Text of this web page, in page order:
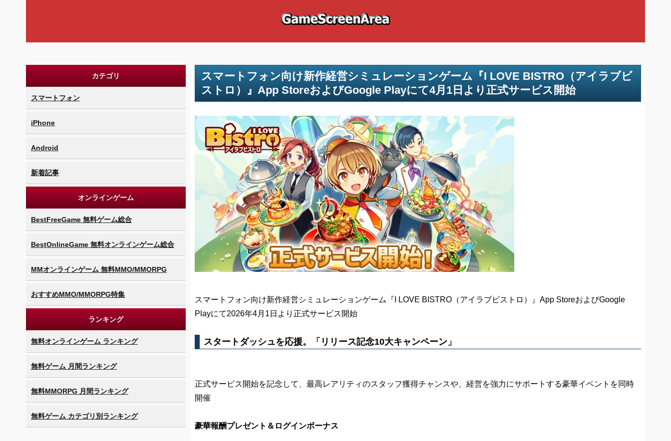
カテゴリ
スマートフォン
iPhone
Android
新着記事
オンラインゲーム
BestFreeGame 無料ゲーム総合
BestOnlineGame 無料オンラインゲーム総合
MMオンラインゲーム 無料MMO/MMORPG
おすすめMMO/MMORPG特集
ランキング
無料オンラインゲーム ランキング
無料ゲーム 月間ランキング
無料MMORPG 月間ランキング
無料ゲーム カテゴリ別ランキング
スマートフォン向け新作経営シミュレーションゲーム『I LOVE BISTRO（アイラブビ
ストロ）』App StoreおよびGoogle Playにて4月1日より正式サービス開始
スマートフォン向け新作経営シミュレーションゲーム『I LOVE BISTRO（アイラブビストロ）』App StoreおよびGoogle
Playにて2026年4月1日より正式サービス開始
スタートダッシュを応援。「リリース記念10大キャンペーン」
正式サービス開始を記念して、最高レアリティのスタッフ獲得チャンスや、経営を強力にサポートする豪華イベントを同時
開催
豪華報酬プレゼント＆ログインボーナス